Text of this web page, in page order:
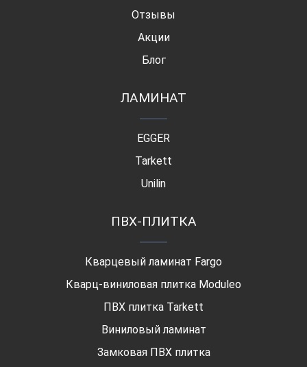
Отзывы
Акции
Блог
ЛАМИНАТ
EGGER
Tarkett
Unilin
ПВХ-ПЛИТКА
Кварцевый ламинат Fargo
Кварц-виниловая плитка Moduleo
ПВХ плитка Tarkett
Виниловый ламинат
Замковая ПВХ плитка